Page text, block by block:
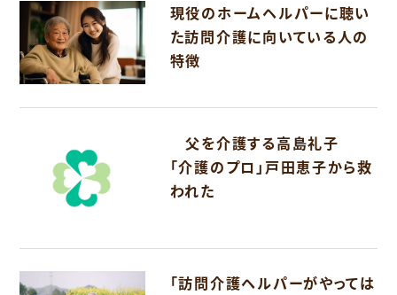
現役のホームヘルパーに聴い
た訪問介護に向いている人の
特徴
父を介護する高島礼子
「介護のプロ」戸田恵子から救
われた
「訪問介護ヘルパーがやっては